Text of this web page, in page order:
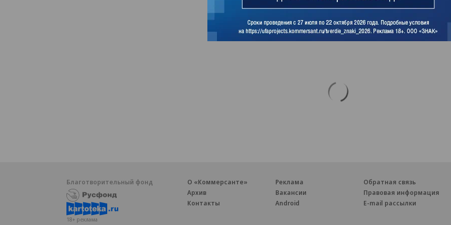
Благотворительный фонд
18+ реклама
О «Коммерсанте»
Архив
Контакты
Реклама
Вакансии
Android
Обратная связь
Правовая информация
E-mail рассылки